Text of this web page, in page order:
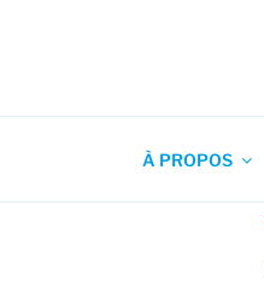
À PROPOS